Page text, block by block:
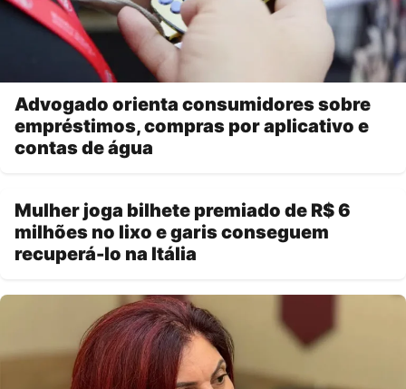
Advogado orienta consumidores sobre
empréstimos, compras por aplicativo e
contas de água
Mulher joga bilhete premiado de R$ 6
milhões no lixo e garis conseguem
recuperá-lo na Itália